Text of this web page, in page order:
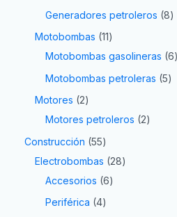
Generadores petroleros 8
Motobombas 11
Motobombas gasolineras 6
Motobombas petroleras 5
Motores
2
Motores petroleros
2
Construcción 55
Electrobombas
28
Accesorios 6
Periférica 4